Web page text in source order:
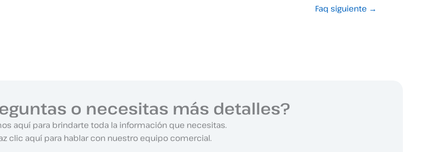
Faq siguiente →
o necesitas más detalles?
aquí para brindarte toda la información que necesitas.
clic aquí para hablar con nuestro equipo comercial.